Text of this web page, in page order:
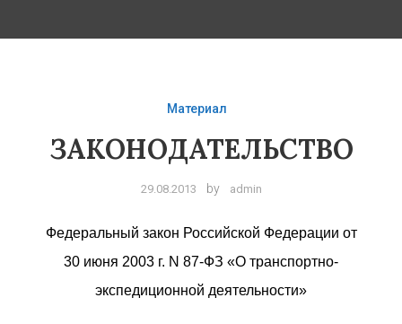
Материал
ЗАКОНОДАТЕЛЬСТВО
29.08.2013 by admin
Федеральный закон Российской Федерации от
30 июня 2003 г. N 87-ФЗ «О транспортно-
экспедиционной деятельности»